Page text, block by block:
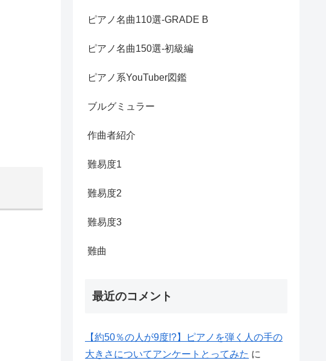
ピアノ名曲110選-GRADE B
ピアノ名曲150選-初級編
ピアノ系YouTuber図鑑
ブルグミュラー
作曲者紹介
難易度1
難易度2
難易度3
難曲
最近のコメント
【約50％の人が9度!?】ピアノを弾く人の手の
大きさについてアンケートとってみた に